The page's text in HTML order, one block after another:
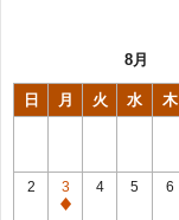
8月
日 月 火 水 木
2
3
休
4 5 6